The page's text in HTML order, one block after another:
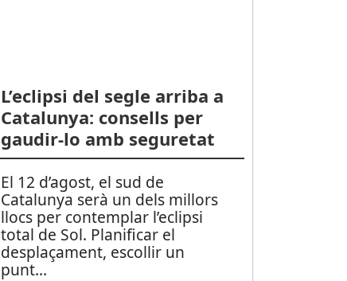
L’eclipsi del segle arriba a
Catalunya: consells per
gaudir-lo amb seguretat
El 12 d’agost, el sud de
Catalunya serà un dels millors
llocs per contemplar l’eclipsi
total de Sol. Planificar el
desplaçament, escollir un
punt...